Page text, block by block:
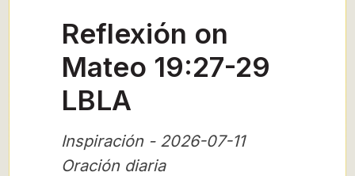
Reflexión on
Mateo 19:27-29
LBLA
Inspiración - 2026-07-11
Oración diaria